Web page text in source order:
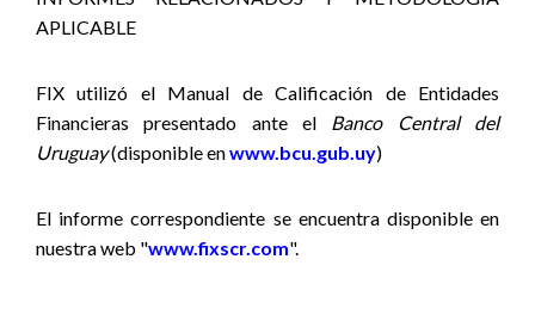
APLICABLE
FIX utilizó el Manual de Calificación de Entidades
Financieras presentado ante el Banco Central del
Uruguay(disponible enwww.bcu.gub.uy)
El informe correspondiente se encuentra disponible en
nuestra web "www.fixscr.com".